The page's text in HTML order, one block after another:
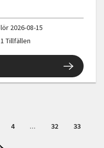
lör 2026-08-15
1 Tillfällen
4 ... 32 33